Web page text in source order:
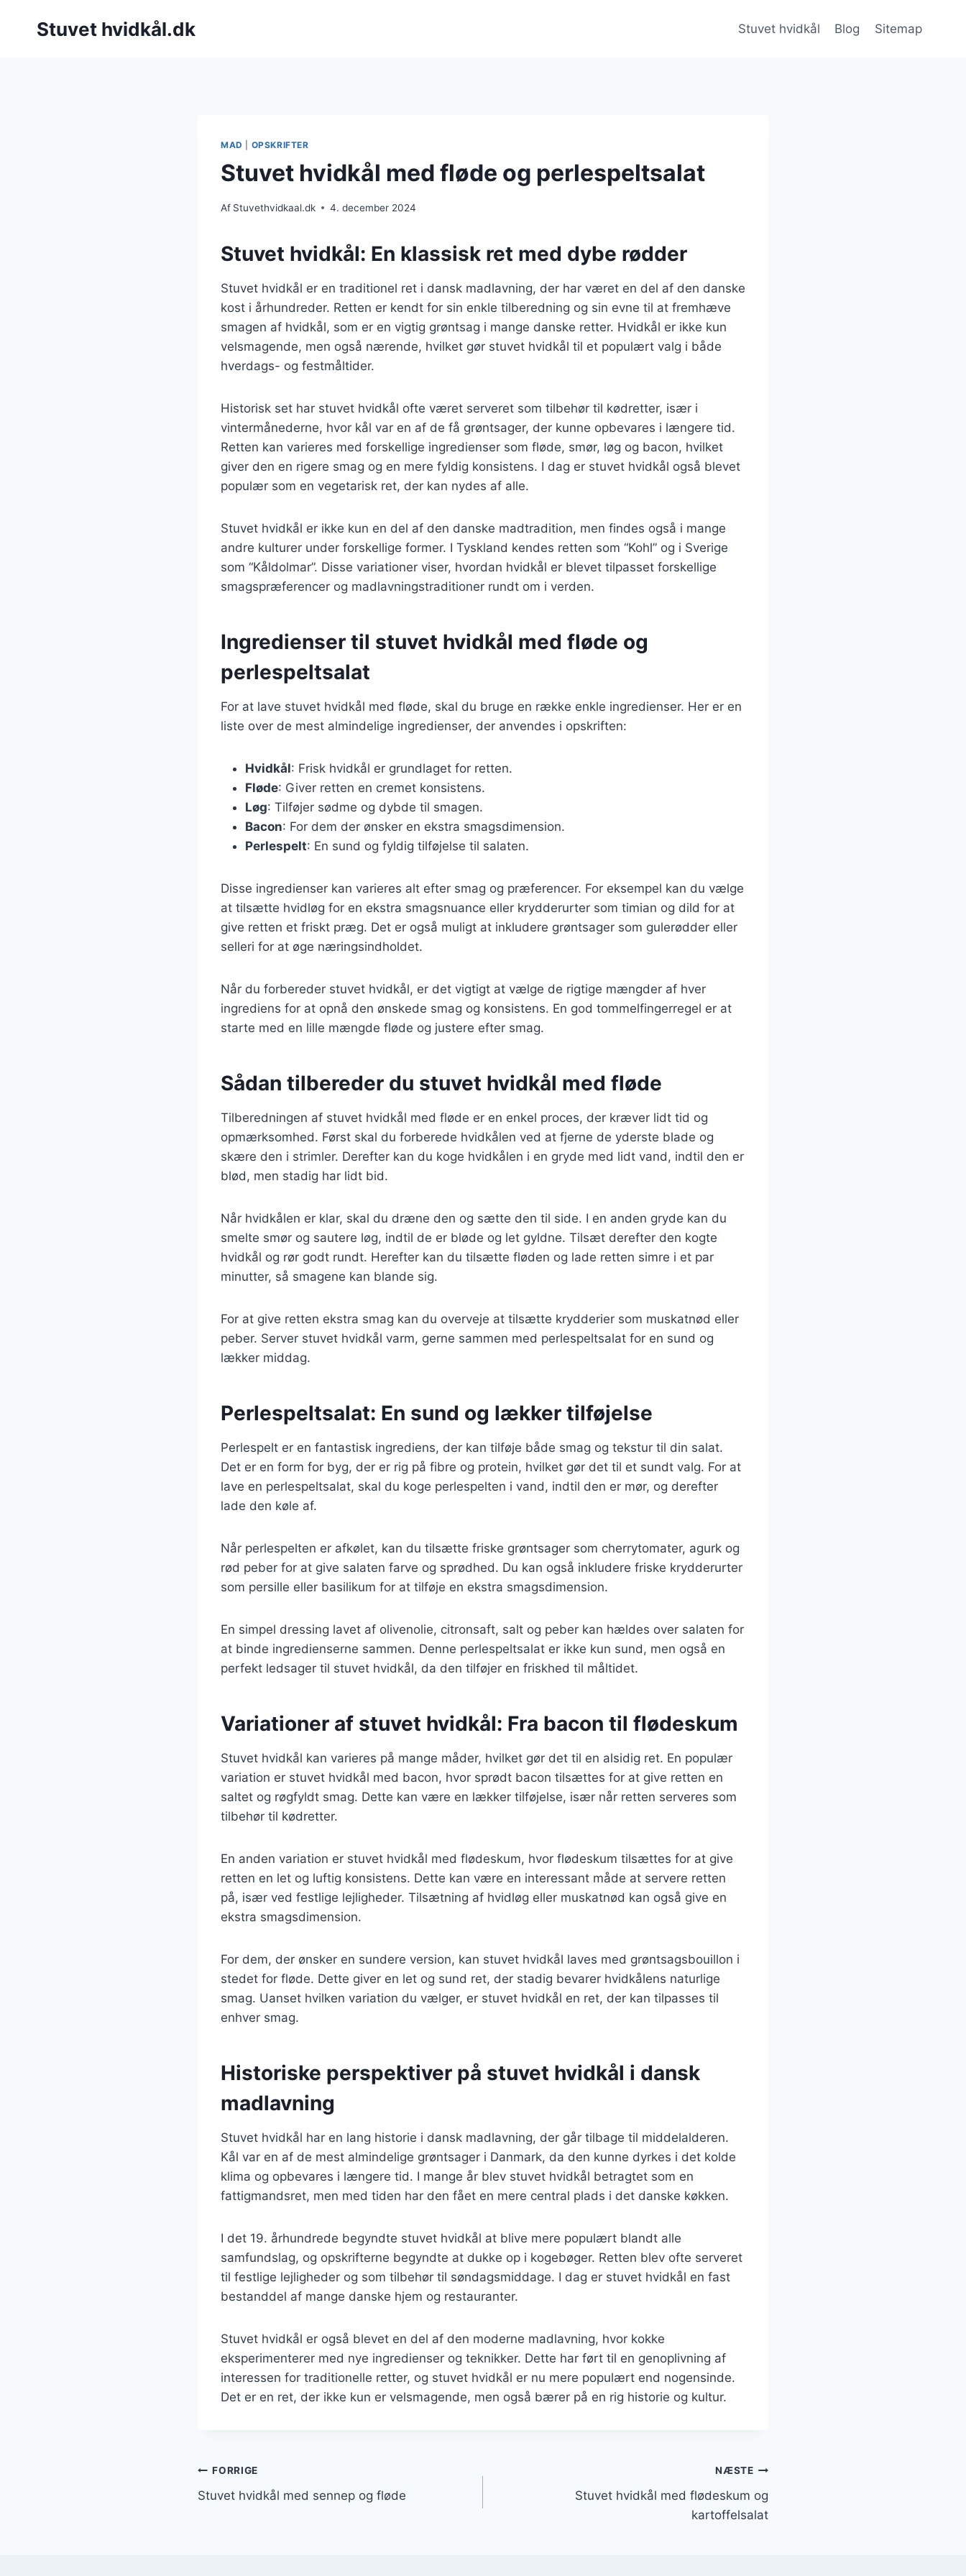
Stuvet hvidkål.dk Stuvet hvidkål Blog Sitemap
MAD OPSKRIFTER
Stuvet hvidkål med fløde og perlespeltsalat
Af Stuvethvidkaal.dk 4. december 2024
Stuvet hvidkål: En klassisk ret med dybe rødder
Stuvet hvidkål er en traditionel ret i dansk madlavning, der har været en del af den danske
kost i århundreder. Retten er kendt for sin enkle tilberedning og sin evne til at fremhæve
smagen af hvidkål, som er en vigtig grøntsag i mange danske retter. Hvidkål er ikke kun
velsmagende, men også nærende, hvilket gør stuvet hvidkål til et populært valg i både
hverdags- og festmåltider.
Historisk set har stuvet hvidkål ofte været serveret som tilbehør til kødretter, især i
vintermånederne, hvor kål var en af de få grøntsager, der kunne opbevares i længere tid.
Retten kan varieres med forskellige ingredienser som fløde, smør, løg og bacon, hvilket
giver den en rigere smag og en mere fyldig konsistens. I dag er stuvet hvidkål også blevet
populær som en vegetarisk ret, der kan nydes af alle.
Stuvet hvidkål er ikke kun en del af den danske madtradition, men findes også i mange
andre kulturer under forskellige former. I Tyskland kendes retten som “Kohl” og i Sverige
som “Kåldolmar”. Disse variationer viser, hvordan hvidkål er blevet tilpasset forskellige
smagspræferencer og madlavningstraditioner rundt om i verden.
Ingredienser til stuvet hvidkål med fløde og
perlespeltsalat
For at lave stuvet hvidkål med fløde, skal du bruge en række enkle ingredienser. Her er en
liste over de mest almindelige ingredienser, der anvendes i opskriften:
Hvidkål: Frisk hvidkål er grundlaget for retten.
Fløde: Giver retten en cremet konsistens.
Løg: Tilføjer sødme og dybde til smagen.
Bacon: For dem der ønsker en ekstra smagsdimension.
Perlespelt: En sund og fyldig tilføjelse til salaten.
Disse ingredienser kan varieres alt efter smag og præferencer. For eksempel kan du vælge
at tilsætte hvidløg for en ekstra smagsnuance eller krydderurter som timian og dild for at
give retten et friskt præg. Det er også muligt at inkludere grøntsager som gulerødder eller
selleri for at øge næringsindholdet.
Når du forbereder stuvet hvidkål, er det vigtigt at vælge de rigtige mængder af hver
ingrediens for at opnå den ønskede smag og konsistens. En god tommelfingerregel er at
starte med en lille mængde fløde og justere efter smag.
Sådan tilbereder du stuvet hvidkål med fløde
Tilberedningen af stuvet hvidkål med fløde er en enkel proces, der kræver lidt tid og
opmærksomhed. Først skal du forberede hvidkålen ved at fjerne de yderste blade og
skære den i strimler. Derefter kan du koge hvidkålen i en gryde med lidt vand, indtil den er
blød, men stadig har lidt bid.
Når hvidkålen er klar, skal du dræne den og sætte den til side. I en anden gryde kan du
smelte smør og sautere løg, indtil de er bløde og let gyldne. Tilsæt derefter den kogte
hvidkål og rør godt rundt. Herefter kan du tilsætte fløden og lade retten simre i et par
minutter, så smagene kan blande sig.
For at give retten ekstra smag kan du overveje at tilsætte krydderier som muskatnød eller
peber. Server stuvet hvidkål varm, gerne sammen med perlespeltsalat for en sund og
lækker middag.
Perlespeltsalat: En sund og lækker tilføjelse
Perlespelt er en fantastisk ingrediens, der kan tilføje både smag og tekstur til din salat.
Det er en form for byg, der er rig på fibre og protein, hvilket gør det til et sundt valg. For at
lave en perlespeltsalat, skal du koge perlespelten i vand, indtil den er mør, og derefter
lade den køle af.
Når perlespelten er afkølet, kan du tilsætte friske grøntsager som cherrytomater, agurk og
rød peber for at give salaten farve og sprødhed. Du kan også inkludere friske krydderurter
som persille eller basilikum for at tilføje en ekstra smagsdimension.
En simpel dressing lavet af olivenolie, citronsaft, salt og peber kan hældes over salaten for
at binde ingredienserne sammen. Denne perlespeltsalat er ikke kun sund, men også en
perfekt ledsager til stuvet hvidkål, da den tilføjer en friskhed til måltidet.
Variationer af stuvet hvidkål: Fra bacon til flødeskum
Stuvet hvidkål kan varieres på mange måder, hvilket gør det til en alsidig ret. En populær
variation er stuvet hvidkål med bacon, hvor sprødt bacon tilsættes for at give retten en
saltet og røgfyldt smag. Dette kan være en lækker tilføjelse, især når retten serveres som
tilbehør til kødretter.
En anden variation er stuvet hvidkål med flødeskum, hvor flødeskum tilsættes for at give
retten en let og luftig konsistens. Dette kan være en interessant måde at servere retten
på, især ved festlige lejligheder. Tilsætning af hvidløg eller muskatnød kan også give en
ekstra smagsdimension.
For dem, der ønsker en sundere version, kan stuvet hvidkål laves med grøntsagsbouillon i
stedet for fløde. Dette giver en let og sund ret, der stadig bevarer hvidkålens naturlige
smag. Uanset hvilken variation du vælger, er stuvet hvidkål en ret, der kan tilpasses til
enhver smag.
Historiske perspektiver på stuvet hvidkål i dansk
madlavning
Stuvet hvidkål har en lang historie i dansk madlavning, der går tilbage til middelalderen.
Kål var en af de mest almindelige grøntsager i Danmark, da den kunne dyrkes i det kolde
klima og opbevares i længere tid. I mange år blev stuvet hvidkål betragtet som en
fattigmandsret, men med tiden har den fået en mere central plads i det danske køkken.
I det 19. århundrede begyndte stuvet hvidkål at blive mere populært blandt alle
samfundslag, og opskrifterne begyndte at dukke op i kogebøger. Retten blev ofte serveret
til festlige lejligheder og som tilbehør til søndagsmiddage. I dag er stuvet hvidkål en fast
bestanddel af mange danske hjem og restauranter.
Stuvet hvidkål er også blevet en del af den moderne madlavning, hvor kokke
eksperimenterer med nye ingredienser og teknikker. Dette har ført til en genoplivning af
interessen for traditionelle retter, og stuvet hvidkål er nu mere populært end nogensinde.
Det er en ret, der ikke kun er velsmagende, men også bærer på en rig historie og kultur.
Indlægsnavigation
FORRIGE
Stuvet hvidkål med sennep og fløde
NÆSTE
Stuvet hvidkål med flødeskum og
kartoffelsalat